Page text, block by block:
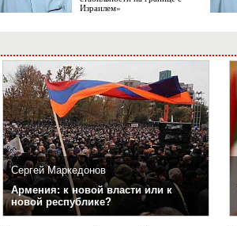
Израилем»
Сергей Маркедонов
Армения: к новой власти или к
новой республике?